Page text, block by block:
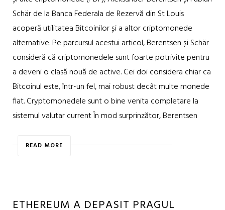
Schär de la Banca Federala de Rezervă din St Louis
acoperă utilitatea Bitcoinilor și a altor criptomonede
alternative. Pe parcursul acestui articol, Berentsen și Schär
consideră că criptomonedele sunt foarte potrivite pentru
a deveni o clasă nouă de active. Cei doi considera chiar ca
Bitcoinul este, într-un fel, mai robust decât multe monede
fiat. Cryptomonedele sunt o bine venita completare la
sistemul valutar current În mod surprinzător, Berentsen
READ MORE
ETHEREUM A DEPASIT PRAGUL